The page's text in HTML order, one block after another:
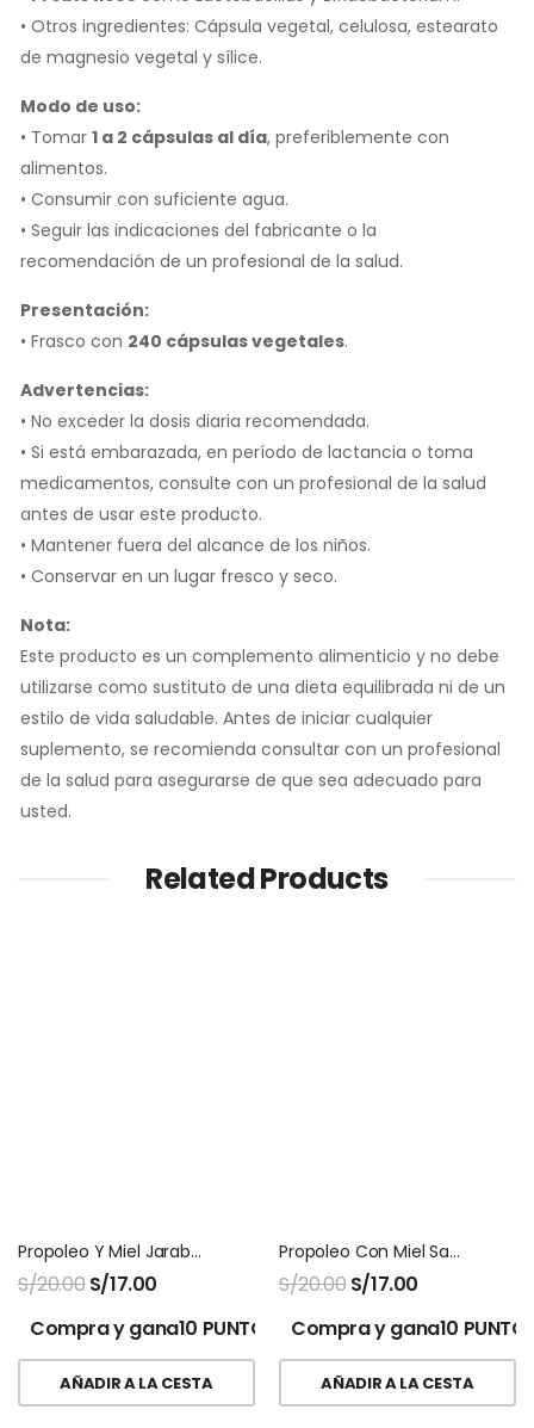
• Otros ingredientes: Cápsula vegetal, celulosa, estearato
de magnesio vegetal y sílice.
Modo de uso:
• Tomar 1 a 2 cápsulas al día, preferiblemente con
alimentos.
• Consumir con suficiente agua.
• Seguir las indicaciones del fabricante o la
recomendación de un profesional de la salud.
Presentación:
• Frasco con 240 cápsulas vegetales.
Advertencias:
• No exceder la dosis diaria recomendada.
• Si está embarazada, en período de lactancia o toma
medicamentos, consulte con un profesional de la salud
antes de usar este producto.
• Mantener fuera del alcance de los niños.
• Conservar en un lugar fresco y seco.
Nota:
Este producto es un complemento alimenticio y no debe
utilizarse como sustituto de una dieta equilibrada ni de un
estilo de vida saludable. Antes de iniciar cualquier
suplemento, se recomienda consultar con un profesional
de la salud para asegurarse de que sea adecuado para
usted.
Related Products
Propoleo Y Miel Jarabe Fitosana
S/20.00 S/17.00
Compra y gana10 PUNTOS!
AÑADIR A LA CESTA
Propoleo Con Miel San Jose 120 Ml
S/20.00 S/17.00
Compra y gana10
AÑADIR A LA CESTA